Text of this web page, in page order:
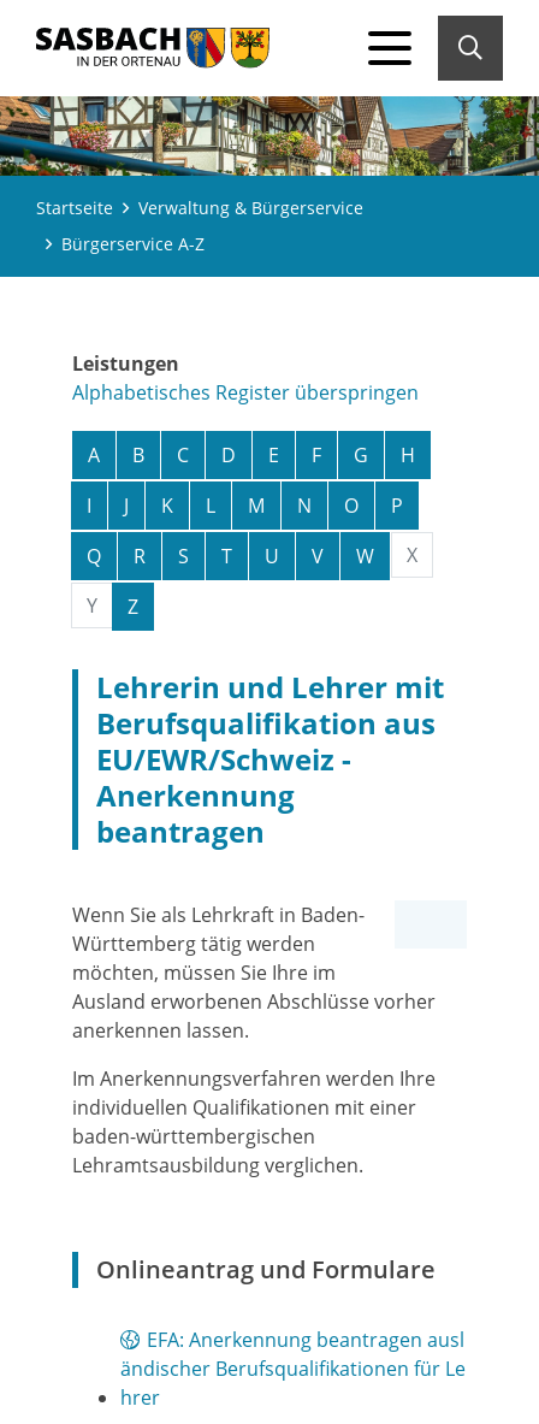
Startseite
Verwaltung & Bürgerservice
Bürgerservice A-Z
Leistungen
Alphabetisches Register überspringen
A B C D E F G
H
I
J K L M N O
P
Q
R S T U V W
X
Y
Z
Lehrerin und Lehrer mit
Berufsqualifikation aus
EU/EWR/Schweiz -
Anerkennung
beantragen
Wenn Sie als Lehrkraft in Baden-
Württemberg tätig werden
möchten, müssen Sie Ihre im
Ausland erworbenen Abschlüsse vorher
anerkennen lassen.
Im Anerkennungsverfahren werden Ihre
individuellen Qualifi­kationen mit einer
baden-württembergischen
Lehramtsausbildung verglichen.
Onlineantrag und Formulare
EFA: Anerkennung beantragen ausl
ändischer Berufsqualifikationen für Le
hrer